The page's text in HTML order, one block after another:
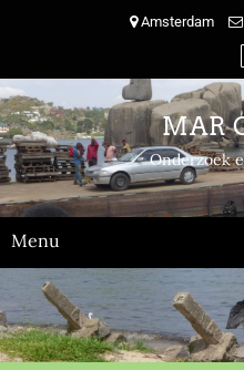
Amsterdam
MAR
Onderzoek
Menu